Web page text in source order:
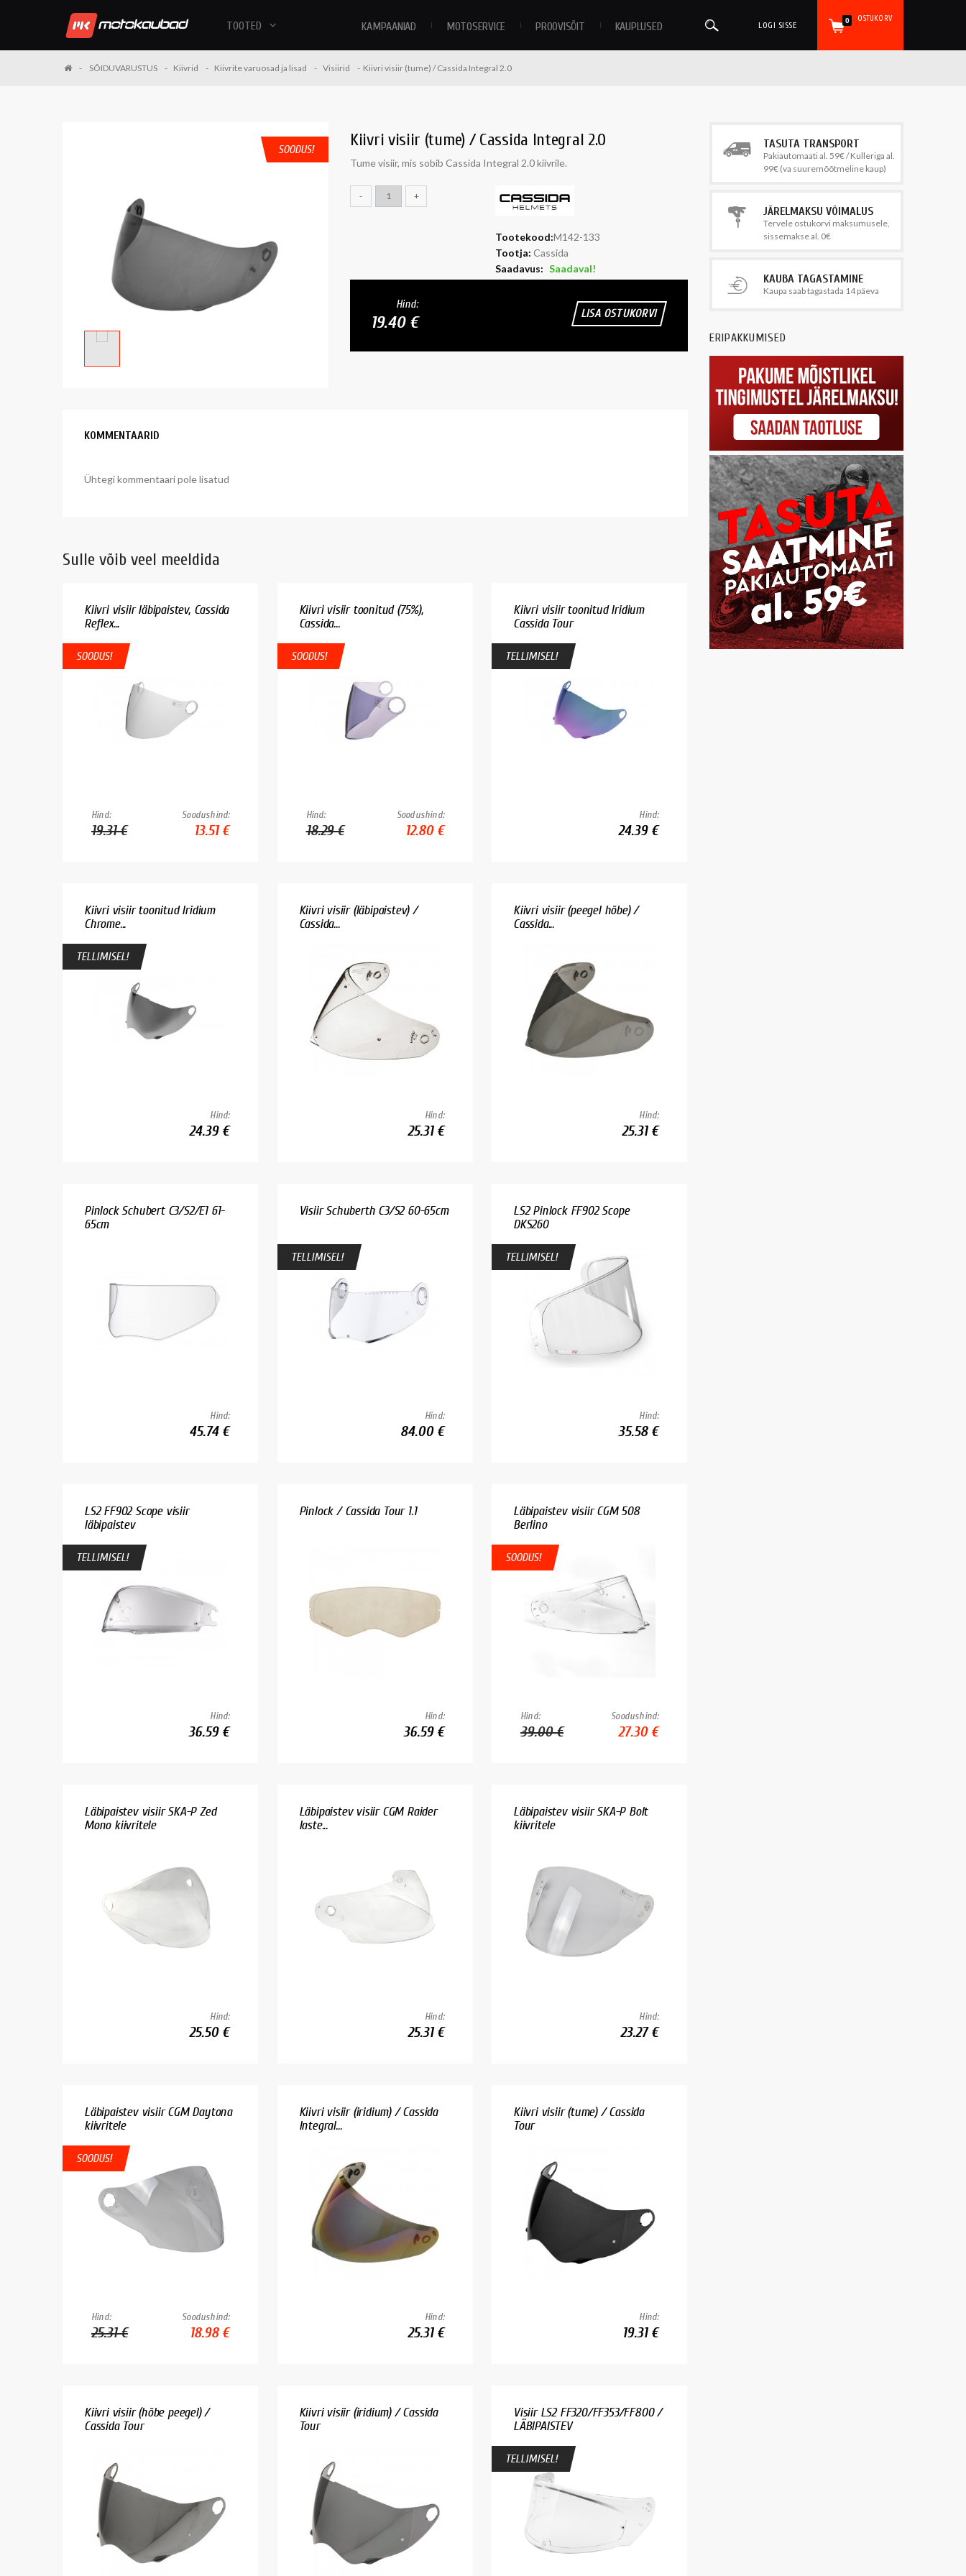
OSTUKORV
0
LOGI SISSE
KAMPAANIAD MOTOSERVICE PROOVISÕIT KAUPLUSED
TOOTED
SÕIDUVARUSTUS Kiivrid Kiivrite varuosad ja lisad Visiirid Kiivri visiir (tume) / Cassida Integral 2.0
TASUTA TRANSPORT
Pakiautomaati al. 59€ / Kulleriga al.
99€ (va suuremõõtmeline kaup)
JÄRELMAKSU VÕIMALUS
Tervele ostukorvi maksumusele,
sissemakse al. 0€
KAUBA TAGASTAMINE
Kaupa saab tagastada 14 päeva
ERIPAKKUMISED
SOODUS! Kiivri visiir (tume) / Cassida Integral 2.0
Tume visiir, mis sobib Cassida Integral 2.0 kiivrile.
Tootekood:M142-133
Tootja: Cassida
Saadavus: Saadaval!
- +
Hind:
19.40 € LISA OSTUKORVI
KOMMENTAARID
Ühtegi kommentaari pole lisatud
Sulle võib veel meeldida
Kiivri visiir läbipaistev, Cassida
Reflex...
SOODUS!
Hind:
19.31 €
Soodushind:
13.51 €
Kiivri visiir toonitud (75%),
Cassida...
SOODUS!
Hind:
18.29 €
Soodushind:
12.80 €
Kiivri visiir toonitud Iridium
Cassida Tour
TELLIMISEL!
Hind:
24.39 €
Kiivri visiir toonitud Iridium
Chrome...
TELLIMISEL!
Hind:
24.39 €
Kiivri visiir (läbipaistev) /
Cassida...
Hind:
25.31 €
Kiivri visiir (peegel hõbe) /
Cassida...
Hind:
25.31 €
Pinlock Schubert C3/S2/E1 61-
65cm
Hind:
45.74 €
Visiir Schuberth C3/S2 60-65cm
TELLIMISEL!
Hind:
84.00 €
LS2 Pinlock FF902 Scope
DKS260
TELLIMISEL!
Hind:
35.58 €
LS2 FF902 Scope visiir
Iäbipaistev
TELLIMISEL!
Hind:
36.59 €
Pinlock / Cassida Tour 1.1
Hind:
36.59 €
Läbipaistev visiir CGM 508
Berlino
SOODUS!
Hind:
39.00 €
Soodushind:
27.30 €
Läbipaistev visiir SKA-P Zed
Mono kiivritele
Hind:
25.50 €
Läbipaistev visiir CGM Raider
laste...
Hind:
25.31 €
Läbipaistev visiir SKA-P Bolt
kiivritele
Hind:
23.27 €
Läbipaistev visiir CGM Daytona
kiivritele
SOODUS!
Hind:
25.31 €
Soodushind:
18.98 €
Kiivri visiir (iridium) / Cassida
Integral...
Hind:
25.31 €
Kiivri visiir (tume) / Cassida
Tour
Hind:
19.31 €
Kiivri visiir (hõbe peegel) /
Cassida Tour
Kiivri visiir (iridium) / Cassida
Tour
Visiir LS2 FF320/FF353/FF800 /
LÄBIPAISTEV
TELLIMISEL!